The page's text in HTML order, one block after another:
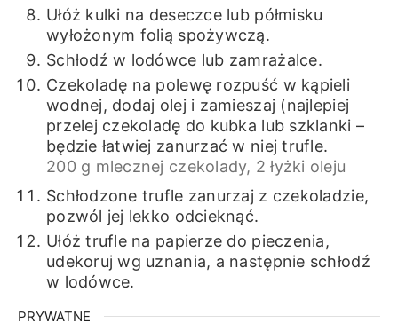
Ułóż kulki na deseczce lub półmisku
wyłożonym folią spożywczą.
Schłodź w lodówce lub zamrażalce.
Czekoladę na polewę rozpuść w kąpieli
wodnej, dodaj olej i zamieszaj (najlepiej
przelej czekoladę do kubka lub szklanki –
będzie łatwiej zanurzać w niej trufle.
200 g mlecznej czekolady, 2 łyżki oleju
Schłodzone trufle zanurzaj z czekoladzie,
pozwól jej lekko odcieknąć.
Ułóż trufle na papierze do pieczenia,
udekoruj wg uznania, a następnie schłodź
w lodówce.
PRYWATNE